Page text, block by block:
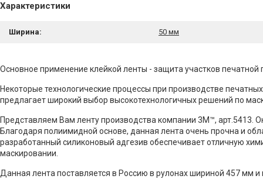
Характеристики
Ширина: 50 мм
Основное применение клейкой ленты - защита участков печатной
Некоторые технологические процессы при производстве
предлагает широкий выбор высокотехнологичных решений по
Представляем Вам ленту производства компании 3М™, арт.5413.
Благодаря полиимидной основе, данная лента очень прочна и
разработанный силиконовый адгезив обеспечивает отличную
маскировании.
Данная лента поставляется в Россию в рулонах шириной 457